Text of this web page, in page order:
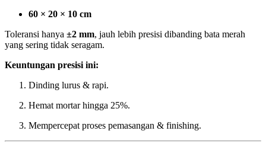
60 × 20 × 10 cm
Toleransi hanya ±2 mm, jauh lebih presisi dibanding bata merah
yang sering tidak seragam.
Keuntungan presisi ini:
Dinding lurus & rapi.
Hemat mortar hingga 25%.
Mempercepat proses pemasangan & finishing.